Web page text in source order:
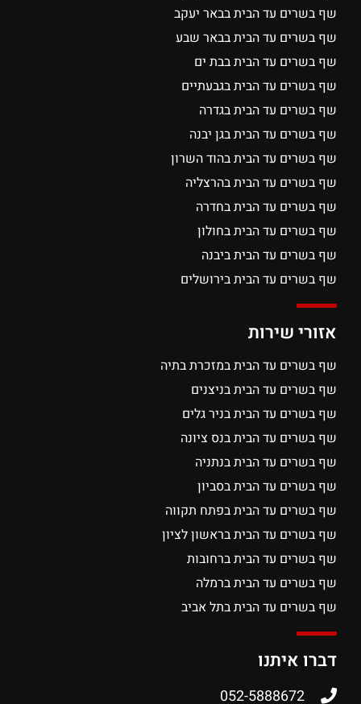
שף בשרים עד הבית בבאר יעקב
שף בשרים עד הבית בבאר שבע
שף בשרים עד הבית בבת ים
שף בשרים עד הבית בגבעתיים
שף בשרים עד הבית בגדרה
שף בשרים עד הבית בגן יבנה
שף בשרים עד הבית בהוד השרון
שף בשרים עד הבית בהרצליה
שף בשרים עד הבית בחדרה
שף בשרים עד הבית בחולון
שף בשרים עד הבית ביבנה
שף בשרים עד הבית בירושלים
אזורי שירות
שף בשרים עד הבית במזכרת בתיה
שף בשרים עד הבית בניצנים
שף בשרים עד הבית בניר גלים
שף בשרים עד הבית בנס ציונה
שף בשרים עד הבית בנתניה
שף בשרים עד הבית בסביון
שף בשרים עד הבית בפתח תקווה
שף בשרים עד הבית בראשון לציון
שף בשרים עד הבית ברחובות
שף בשרים עד הבית ברמלה
שף בשרים עד הבית בתל אביב
דברו איתנו
052-5888672